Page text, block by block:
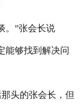
。”张会长说
能够找到解决问
头的张会长，但